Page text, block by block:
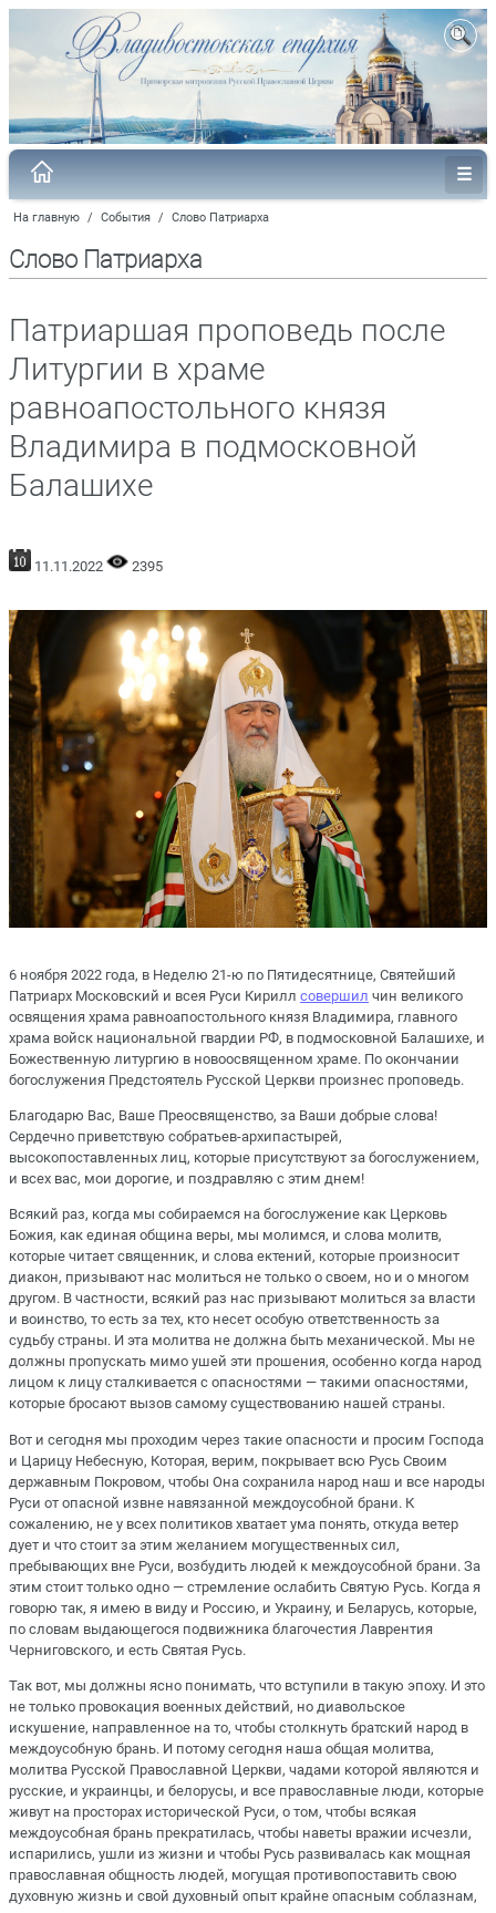
На главную / События / Слово Патриарха
Слово Патриарха
Патриаршая проповедь после
Литургии в храме
равноапостольного князя
Владимира в подмосковной
Балашихе
11.11.2022 2395
6 ноября 2022 года, в Неделю 21-ю по Пятидесятнице, Святейший
Патриарх Московский и всея Руси Кирилл совершил чин великого
освящения храма равноапостольного князя Владимира, главного
храма войск национальной гвардии РФ, в подмосковной Балашихе, и
Божественную литургию в новоосвященном храме. По окончании
богослужения Предстоятель Русской Церкви произнес проповедь.
Благодарю Вас, Ваше Преосвященство, за Ваши добрые слова!
Сердечно приветствую собратьев-архипастырей,
высокопоставленных лиц, которые присутствуют за богослужением,
и всех вас, мои дорогие, и поздравляю с этим днем!
Всякий раз, когда мы собираемся на богослужение как Церковь
Божия, как единая община веры, мы молимся, и слова молитв,
которые читает священник, и слова ектений, которые произносит
диакон, призывают нас молиться не только о своем, но и о многом
другом. В частности, всякий раз нас призывают молиться за власти
и воинство, то есть за тех, кто несет особую ответственность за
судьбу страны. И эта молитва не должна быть механической. Мы не
должны пропускать мимо ушей эти прошения, особенно когда народ
лицом к лицу сталкивается с опасностями — такими опасностями,
которые бросают вызов самому существованию нашей страны.
Вот и сегодня мы проходим через такие опасности и просим Господа
и Царицу Небесную, Которая, верим, покрывает всю Русь Своим
державным Покровом, чтобы Она сохранила народ наш и все народы
Руси от опасной извне навязанной междоусобной брани. К
сожалению, не у всех политиков хватает ума понять, откуда ветер
дует и что стоит за этим желанием могущественных сил,
пребывающих вне Руси, возбудить людей к междоусобной брани. За
этим стоит только одно — стремление ослабить Святую Русь. Когда я
говорю так, я имею в виду и Россию, и Украину, и Беларусь, которые,
по словам выдающегося подвижника благочестия Лаврентия
Черниговского, и есть Святая Русь.
Так вот, мы должны ясно понимать, что вступили в такую эпоху. И это
не только провокация военных действий, но диавольское
искушение, направленное на то, чтобы столкнуть братский народ в
междоусобную брань. И потому сегодня наша общая молитва,
молитва Русской Православной Церкви, чадами которой являются и
русские, и украинцы, и белорусы, и все православные люди, которые
живут на просторах исторической Руси, о том, чтобы всякая
междоусобная брань прекратилась, чтобы наветы вражии исчезли,
испарились, ушли из жизни и чтобы Русь развивалась как мощная
православная общность людей, могущая противопоставить свою
духовную жизнь и свой духовный опыт крайне опасным соблазнам,